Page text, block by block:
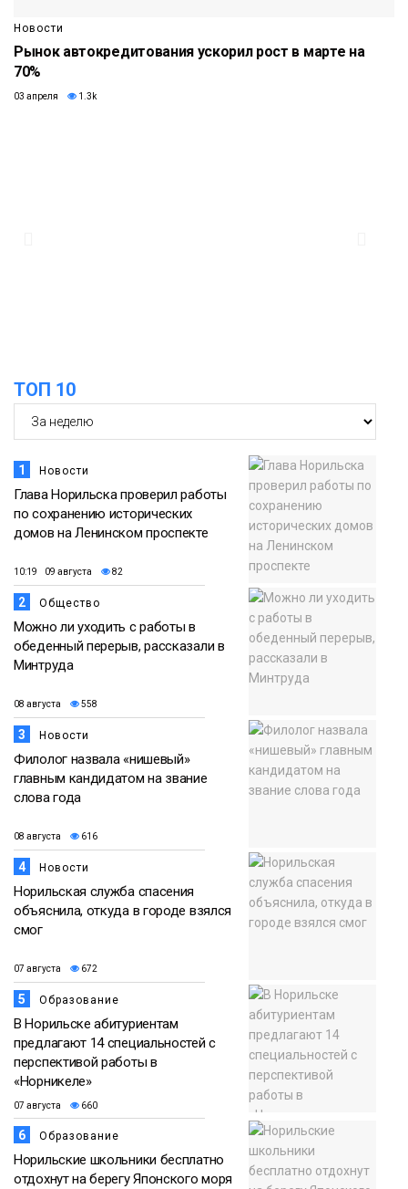
Новости
Рынок автокредитования ускорил рост в марте на
70%
03 апреля 1.3k
ТОП 10
1 Новости
Глава Норильска проверил работы
по сохранению исторических
домов на Ленинском проспекте
10:19 09 августа 82
2 Общество
Можно ли уходить с работы в
обеденный перерыв, рассказали в
Минтруда
08 августа 558
3 Новости
Филолог назвала «нишевый»
главным кандидатом на звание
слова года
08 августа 616
4 Новости
Норильская служба спасения
объяснила, откуда в городе взялся
смог
07 августа 672
5 Образование
В Норильске абитуриентам
предлагают 14 специальностей с
перспективой работы в
«Норникеле»
07 августа 660
6 Образование
Норильские школьники бесплатно
отдохнут на берегу Японского моря